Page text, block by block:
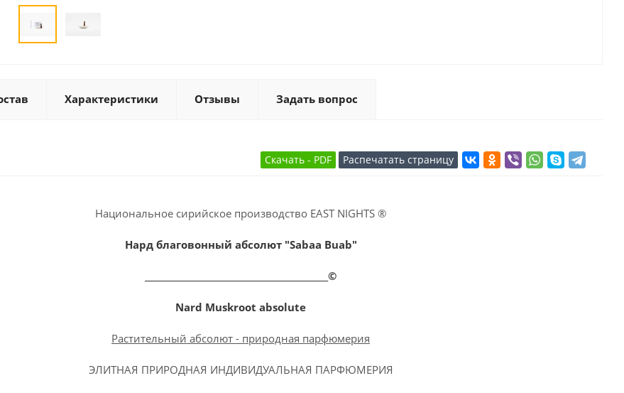
Характеристики Отзывы Задать вопрос
Национальное сирийское производство EAST NIGHTS ®
Нард благовонный абсолют "Sabaa Buab"
___________________________________________©
Nard Muskroot absolute
Растительный абсолют - природная парфюмерия
ЭЛИТНАЯ ПРИРОДНАЯ ИНДИВИДУАЛЬНАЯ ПАРФЮМЕРИЯ